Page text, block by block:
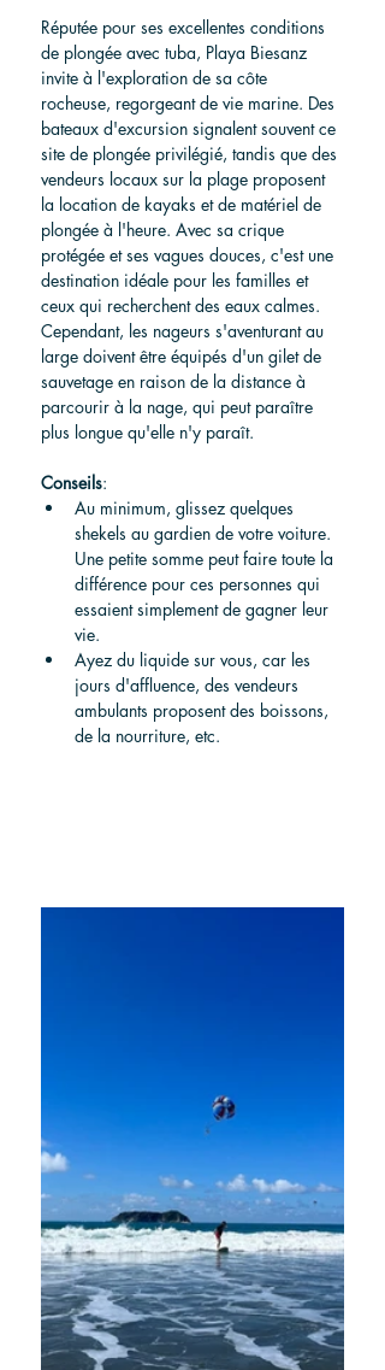
Réputée pour ses excellentes conditions
de plongée avec tuba, Playa Biesanz
invite à l'exploration de sa côte
rocheuse, regorgeant de vie marine. Des
bateaux d'excursion signalent souvent ce
site de plongée privilégié, tandis que des
vendeurs locaux sur la plage proposent
la location de kayaks et de matériel de
plongée à l'heure. Avec sa crique
protégée et ses vagues douces, c'est une
destination idéale pour les familles et
ceux qui recherchent des eaux calmes.
Cependant, les nageurs s'aventurant au
large doivent être équipés d'un gilet de
sauvetage en raison de la distance à
parcourir à la nage, qui peut paraître
plus longue qu'elle n'y paraît.
Conseils:
Au minimum, glissez quelques
shekels au gardien de votre voiture.
Une petite somme peut faire toute la
différence pour ces personnes qui
essaient simplement de gagner leur
vie.
Ayez du liquide sur vous, car les
jours d'affluence, des vendeurs
ambulants proposent des boissons,
de la nourriture, etc.